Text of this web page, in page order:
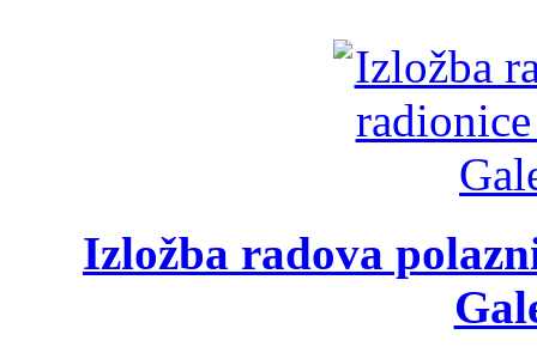
Izložba radova